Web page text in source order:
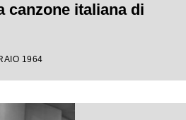
canzone italiana di
1964